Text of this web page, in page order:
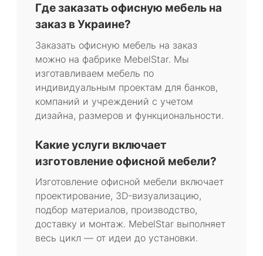
Где заказать офисную мебель на
заказ в Украине?
Заказать офисную мебель на заказ
можно на фабрике MebelStar. Мы
изготавливаем мебель по
индивидуальным проектам для банков,
компаний и учреждений с учетом
дизайна, размеров и функциональности.
Какие услуги включает
изготовление офисной мебели?
Изготовление офисной мебели включает
проектирование, 3D-визуализацию,
подбор материалов, производство,
доставку и монтаж. MebelStar выполняет
весь цикл — от идеи до установки.